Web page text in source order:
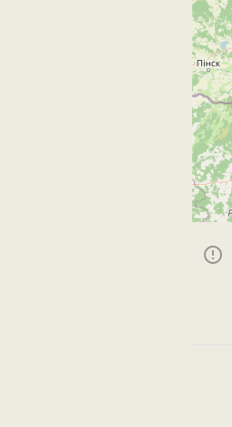
error_outline